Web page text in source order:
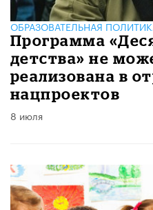
ОБРАЗОВАТЕЛЬНАЯ
Программа
детства» не
реализована в
нацпроектов
8 июля